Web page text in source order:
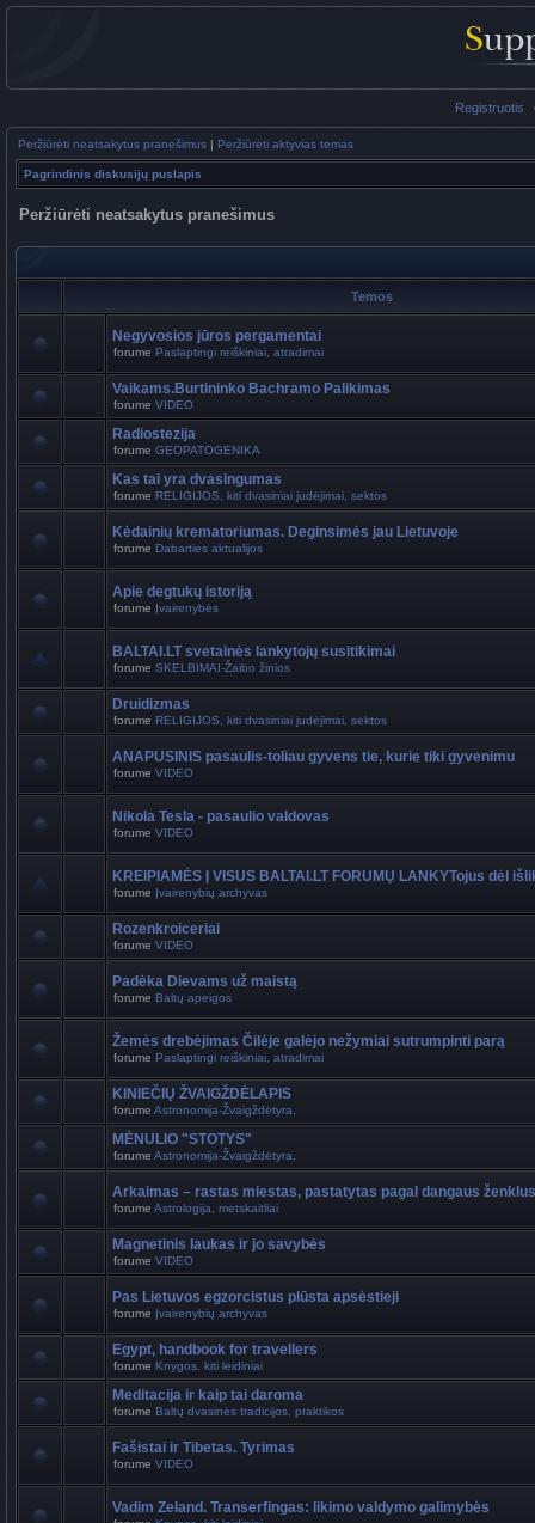
Registruotis
Peržiūrėti neatsakytus pranešimus | Peržiūrėti aktyvias temas
Pagrindinis diskusijų puslapis
Peržiūrėti neatsakytus pranešimus
Temos
Negyvosios jūros pergamentai
forume Paslaptingi reiškiniai, atradimai
Vaikams.Burtininko Bachramo Palikimas
forume VIDEO
Radiostezija
forume GEOPATOGENIKA
Kas tai yra dvasingumas
forume RELIGIJOS, kiti dvasiniai judėjimai, sektos
Kėdainių krematoriumas. Deginsimės jau Lietuvoje
forume Dabarties aktualijos
Apie degtukų istoriją
forume Įvairenybės
BALTAI.LT svetainės lankytojų susitikimai
forume SKELBIMAI-Žaibo žinios
Druidizmas
forume RELIGIJOS, kiti dvasiniai judėjimai, sektos
ANAPUSINIS pasaulis-toliau gyvens tie, kurie tiki gyvenimu
forume VIDEO
Nikola Tesla - pasaulio valdovas
forume VIDEO
KREIPIAMĖS Į VISUS BALTAI.LT FORUMŲ LANKYTojus dėl
forume Įvairenybių archyvas
Rozenkroiceriai
forume VIDEO
Padėka Dievams už maistą
forume Baltų apeigos
Žemės drebėjimas Čilėje galėjo nežymiai sutrumpinti parą
forume Paslaptingi reiškiniai, atradimai
KINIEČIŲ ŽVAIGŽDĖLAPIS
forume Astronomija-Žvaigždėtyra,
MĖNULIO "STOTYS"
forume Astronomija-Žvaigždėtyra,
Arkaimas – rastas miestas, pastatytas pagal dangaus ženklus
forume Astrologija, metskaitliai
Magnetinis laukas ir jo savybės
forume VIDEO
Pas Lietuvos egzorcistus plūsta apsėstieji
forume Įvairenybių archyvas
Egypt, handbook for travellers
forume Knygos. kiti leidiniai
Meditacija ir kaip tai daroma
forume Baltų dvasinės tradicijos, praktikos
Fašistai ir Tibetas. Tyrimas
forume VIDEO
Vadim Zeland. Transerfingas: likimo valdymo galimybės